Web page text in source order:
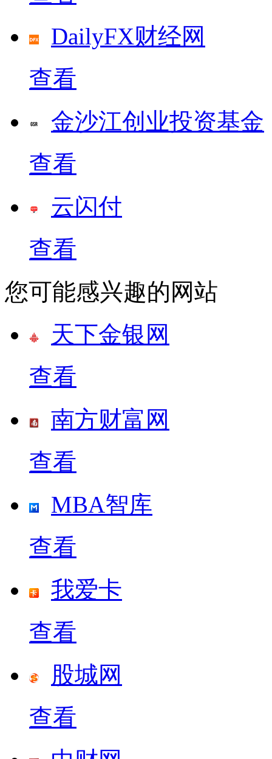
DailyFX财经网
查看
金沙江创业投资基金
查看
云闪付
查看
您可能感兴趣的网站
天下金银网
查看
南方财富网
查看
MBA智库
查看
我爱卡
查看
股城网
查看